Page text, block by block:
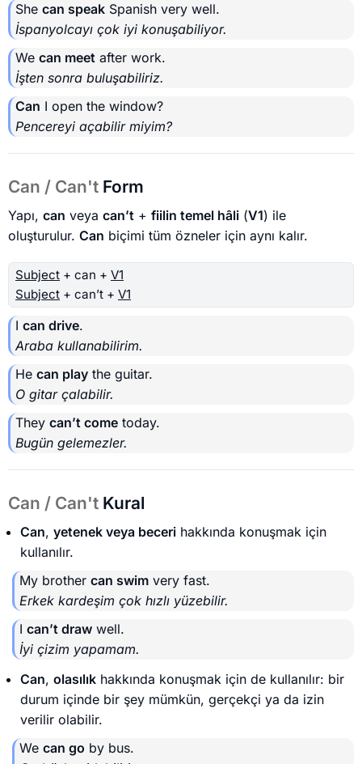
She can speak Spanish very well.
İspanyolcayı çok iyi konuşabiliyor.
We can meet after work.
İşten sonra buluşabiliriz.
Can I open the window?
Pencereyi açabilir miyim?
Can / Can't Form
Yapı, can veya can’t + fiilin temel hâli (V1) ile
oluşturulur. Can biçimi tüm özneler için aynı kalır.
Subject + can + V1
Subject + can’t + V1
I can drive.
Araba kullanabilirim.
He can play the guitar.
O gitar çalabilir.
They can’t come today.
Bugün gelemezler.
Can / Can't Kural
Can, yetenek veya beceri hakkında konuşmak için
kullanılır.
My brother can swim very fast.
Erkek kardeşim çok hızlı yüzebilir.
I can’t draw well.
İyi çizim yapamam.
Can, olasılık hakkında konuşmak için de kullanılır: bir
durum içinde bir şey mümkün, gerçekçi ya da izin
verilir olabilir.
We can go by bus.